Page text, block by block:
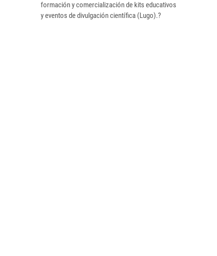
formación y comercialización de kits educativos
y eventos de divulgación científica (Lugo).?